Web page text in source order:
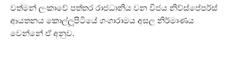
වත්මන් ලංකාවේ පත්තර රාජධානිය වන විජය නිව්ස්පේපර්ස්
ආයතනය කොල්ලූ‍පිටියේ ගංගාරාමය අසල නිර්මාණය
වෙන්නේ ඒ අනුව.